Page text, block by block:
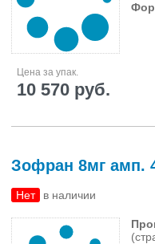
Цена за упак.
10 570 руб.
Зофран 8мг амп.
Нет в наличии